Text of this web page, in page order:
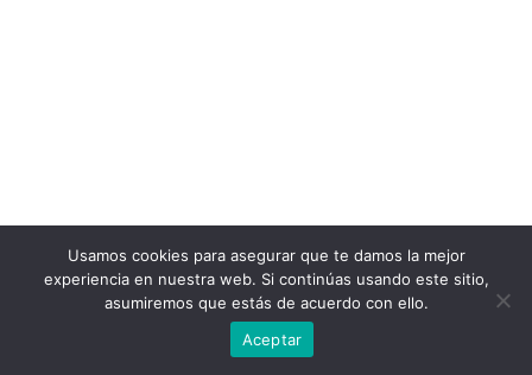
Usamos cookies para asegurar que te damos la mejor
experiencia en nuestra web. Si continúas usando este sitio,
asumiremos que estás de acuerdo con ello.
Aceptar